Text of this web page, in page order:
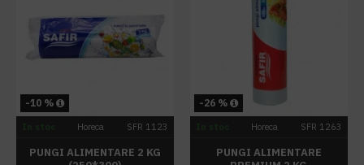
-10 %
Horeca SFR 1123
PUNGI ALIMENTARE 2 KG
-26 %
Horeca SFR 1263
PUNGI ALIMENTARE